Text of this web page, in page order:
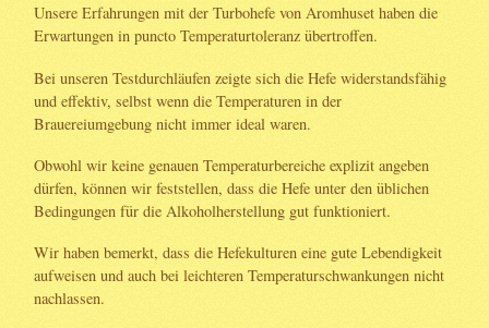
Unsere Erfahrungen mit der Turbohefe von Aromhuset haben die
Erwartungen in puncto Temperaturtoleranz übertroffen.
Bei unseren Testdurchläufen zeigte sich die Hefe widerstandsfähig
und effektiv, selbst wenn die Temperaturen in der
Brauereiumgebung nicht immer ideal waren.
Obwohl wir keine genauen Temperaturbereiche explizit angeben
dürfen, können wir feststellen, dass die Hefe unter den üblichen
Bedingungen für die Alkoholherstellung gut funktioniert.
Wir haben bemerkt, dass die Hefekulturen eine gute Lebendigkeit
aufweisen und auch bei leichteren Temperaturschwankungen nicht
nachlassen.